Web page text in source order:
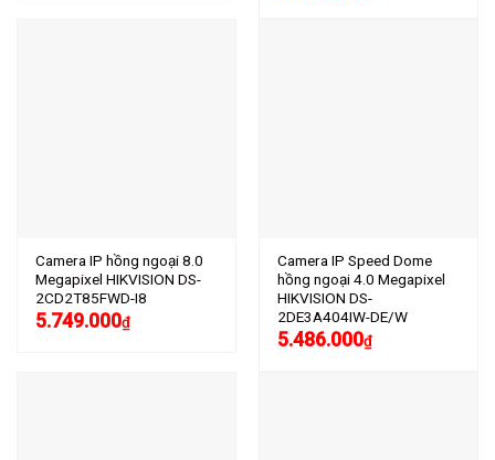
Camera IP hồng ngoại 8.0
Megapixel HIKVISION DS-
2CD2T85FWD-I8
5.749.000₫
Camera IP Speed Dome
hồng ngoại 4.0 Megapixel
HIKVISION DS-
2DE3A404IW-DE/W
5.486.000₫